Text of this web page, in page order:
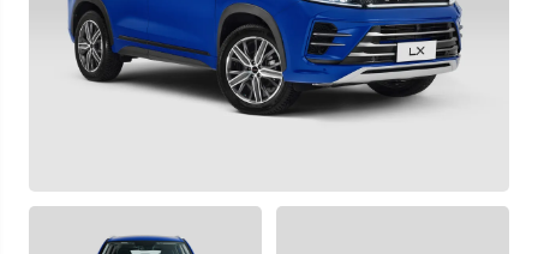
Узнать выгоду
Отправляя данную форму Вы даетесогласие на обработку